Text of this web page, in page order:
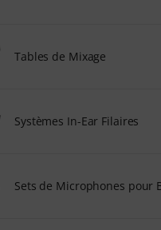
Tables de Mixage
Systèmes In-Ear Filaires
Sets de Microphones pour